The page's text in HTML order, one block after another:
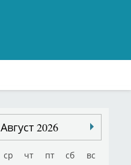
Август 2026
ср чт пт сб вс